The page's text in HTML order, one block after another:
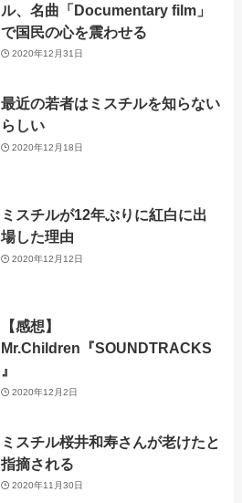
ル、名曲「Documentary film」
で国民の心を震わせる
2020年12月31日
最近の若者はミスチルを知らない
らしい
2020年12月18日
ミスチルが12年ぶりに紅白に出
場した理由
2020年12月12日
【感想】
Mr.Children『SOUNDTRACKS
』
2020年12月2日
ミスチル桜井和寿さんが老けたと
指摘される
2020年11月30日